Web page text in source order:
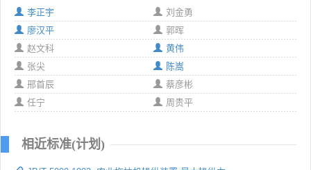
李正宇
刘金勇
廖汉平
郭晖
赵文科
黄伟
张尖
陈嵩
邢首辰
蔡彦彬
任宁
周贵平
相近标准(计划)